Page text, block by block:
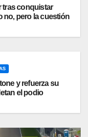
tras conquistar
no, pero la cuestión
y refuerza su
el podio